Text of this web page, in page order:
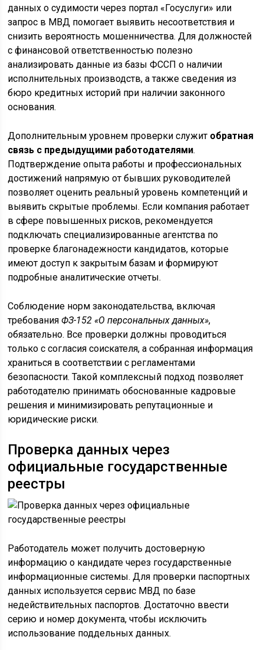
данных о судимости через портал «Госуслуги» или
запрос в МВД помогает выявить несоответствия и
снизить вероятность мошенничества. Для должностей
с финансовой ответственностью полезно
анализировать данные из базы ФССП о наличии
исполнительных производств, а также сведения из
бюро кредитных историй при наличии законного
основания.
Дополнительным уровнем проверки служит обратная
связь с предыдущими работодателями.
Подтверждение опыта работы и профессиональных
достижений напрямую от бывших руководителей
позволяет оценить реальный уровень компетенций и
выявить скрытые проблемы. Если компания работает
в сфере повышенных рисков, рекомендуется
подключать специализированные агентства по
проверке благонадежности кандидатов, которые
имеют доступ к закрытым базам и формируют
подробные аналитические отчеты.
Соблюдение норм законодательства, включая
требованияФЗ-152 «О персональных данных»,
обязательно. Все проверки должны проводиться
только с согласия соискателя, а собранная информация
храниться в соответствии с регламентами
безопасности. Такой комплексный подход позволяет
работодателю принимать обоснованные кадровые
решения и минимизировать репутационные и
юридические риски.
Проверка данных через
официальные государственные
реестры
Работодатель может получить достоверную
информацию о кандидате через государственные
информационные системы. Для проверки паспортных
данных используется сервис МВД по базе
недействительных паспортов. Достаточно ввести
серию и номер документа, чтобы исключить
использование поддельных данных.